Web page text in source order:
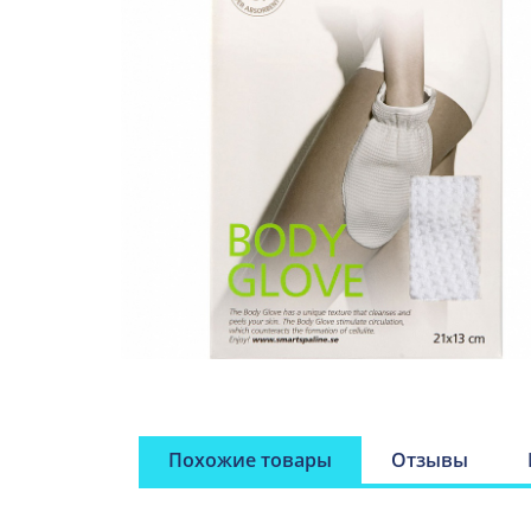
Похожие товары Отзывы